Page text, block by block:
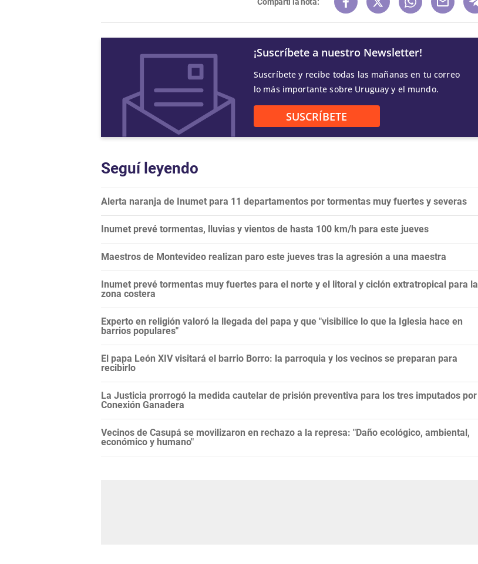
Compartí la nota:
¡Suscríbete a nuestro Newsletter!
Suscríbete y recibe todas las mañanas en tu correo
lo más importante sobre Uruguay y el mundo.
SUSCRÍBETE
Seguí leyendo
Alerta naranja de Inumet para 11 departamentos por tormentas muy fuertes y severas
Inumet prevé tormentas, lluvias y vientos de hasta 100 km/h para este jueves
Maestros de Montevideo realizan paro este jueves tras la agresión a una maestra
Inumet prevé tormentas muy fuertes para el norte y el litoral y ciclón extratropical para la
zona costera
Experto en religión valoró la llegada del papa y que "visibilice lo que la Iglesia hace en
barrios populares"
El papa León XIV visitará el barrio Borro: la parroquia y los vecinos se preparan para
recibirlo
La Justicia prorrogó la medida cautelar de prisión preventiva para los tres imputados por
Conexión Ganadera
Vecinos de Casupá se movilizaron en rechazo a la represa: "Daño ecológico, ambiental,
económico y humano"